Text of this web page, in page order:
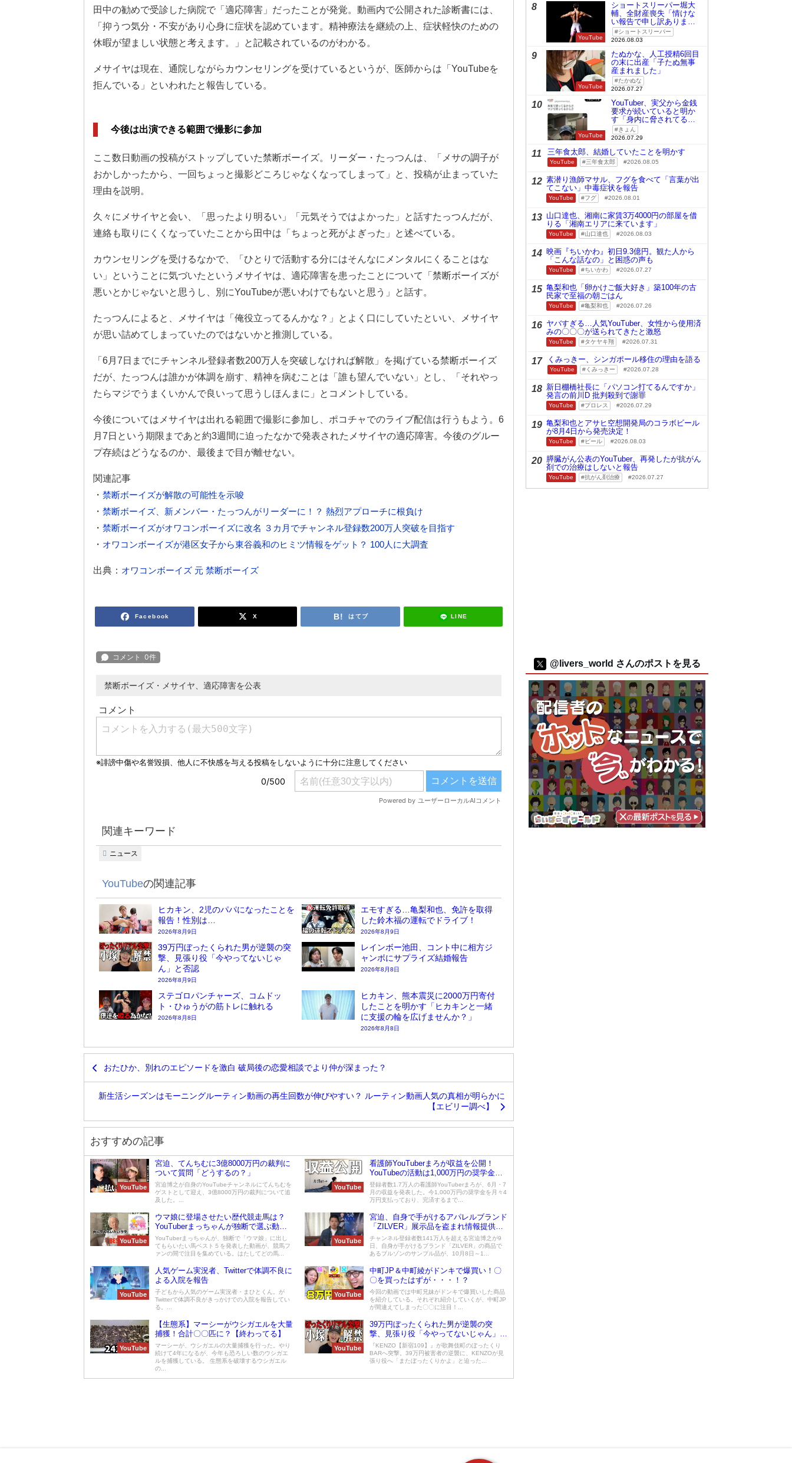
田中の勧めで受診した病院で「適応障害」だったことが発覚。動画内で公開された診断書には、
「抑うつ気分・不安があり心身に症状を認めています。精神療法を継続の上、症状軽快のための
休暇が望ましい状態と考えます。」と記載されているのがわかる。
メサイヤは現在、通院しながらカウンセリングを受けているというが、医師からは「YouTubeを
拒んでいる」といわれたと報告している。
今後は出演できる範囲で撮影に参加
ここ数日動画の投稿がストップしていた禁断ボーイズ。リーダー・たっつんは、「メサの調子が
おかしかったから、一回ちょっと撮影どころじゃなくなってしまって」と、投稿が止まっていた
理由を説明。
久々にメサイヤと会い、「思ったより明るい」「元気そうではよかった」と話すたっつんだが、
連絡も取りにくくなっていたことから田中は「ちょっと死がよぎった」と述べている。
カウンセリングを受けるなかで、「ひとりで活動する分にはそんなにメンタルにくることはな
い」ということに気づいたというメサイヤは、適応障害を患ったことについて「禁断ボーイズが
悪いとかじゃないと思うし、別にYouTubeが悪いわけでもないと思う」と話す。
たっつんによると、メサイヤは「俺役立ってるんかな？」とよく口にしていたといい、メサイヤ
が思い詰めてしまっていたのではないかと推測している。
「6月7日までにチャンネル登録者数200万人を突破しなければ解散」を掲げている禁断ボーイズ
だが、たっつんは誰かが体調を崩す、精神を病むことは「誰も望んでいない」とし、「それやっ
たらマジでうまくいかんで良いって思うしほんまに」とコメントしている。
今後についてはメサイヤは出れる範囲で撮影に参加し、ポコチャでのライブ配信は行うもよう。6
月7日という期限まであと約3週間に迫ったなかで発表されたメサイヤの適応障害。今後のグルー
プ存続はどうなるのか、最後まで目が離せない。
関連記事
・ 禁断ボーイズが解散の可能性を示唆
・ 禁断ボーイズ、新メンバー・たっつんがリーダーに！？ 熱烈アプローチに根負け
・ 禁断ボーイズがオワコンボーイズに改名 ３カ月でチャンネル登録数200万人突破を目指す
・ オワコンボーイズが港区女子から東谷義和のヒミツ情報をゲット？ 100人に大調査
出典： オワコンボーイズ 元 禁断ボーイズ
Facebook X はてブ LINE
禁断ボーイズ・メサイヤ、適応障害を公表
関連キーワード
ニュース
YouTubeの関連記事
ヒカキン、2児のパパになったことを
報告！性別は…
2026年8月9日
エモすぎる…亀梨和也、免許を取得
した鈴木福の運転でドライブ！
2026年8月9日
39万円ぼったくられた男が逆襲の突
撃、見張り役「今やってないじゃ
ん」と否認
2026年8月9日
レインボー池田、コント中に相方ジ
ャンボにサプライズ結婚報告
2026年8月8日
ステゴロパンチャーズ、コムドッ
ト・ひゅうがの筋トレに触れる
2026年8月8日
ヒカキン、熊本震災に2000万円寄付
したことを明かす「ヒカキンと一緒
に支援の輪を広げませんか？」
2026年8月8日
おたひか、別れのエピソードを激白 破局後の恋愛相談でより仲が深まった？
新生活シーズンはモーニングルーティン動画の再生回数が伸びやすい？ ルーティン動画人気の真相が明らかに
【エビリー調べ】
おすすめの記事
YouTube
宮迫、てんちむに3億8000万円の裁判に
ついて質問「どうするの？」
宮迫博之が自身のYouTubeチャンネルにてんちむを
ゲストとして迎え、3億8000万円の裁判について追
及した。...
YouTube
看護師YouTuberまろが収益を公開！
YouTubeの活動は1,000万円の奨学金返
済のためと告白
登録者数1.7万人の看護師YouTuberまろが、6月・7
月の収益を発表した。今1,000万円の奨学金を月々4
万円支払っており、完済するまで...
YouTube
ウマ娘に登場させたい歴代競走馬は？
YouTuberまっちゃんが独断で選ぶ動画
が競馬ファンに好評
YouTuberまっちゃんが、独断で「ウマ娘」に出し
てもらいたい馬ベスト５を発表した動画が、競馬フ
ァンの間で注目を集めている。はたしてどの馬...
YouTube
宮迫、自身で手がけるアパレルブランド
「ZILVER」展示品を盗まれ情報提供を
求める 懸賞金は10万円
チャンネル登録者数141万人を超える宮迫博之が9
日、自身が手がけるブランド「ZILVER」の商品で
あるブルゾンのサンプル品が、10月8日～1...
YouTube
人気ゲーム実況者、Twitterで体調不良に
よる入院を報告
子どもから人気のゲーム実況者・まひとくん。が
Twitterで体調不良がきっかけでの入院を報告してい
る。...
YouTube
中町JP＆中町綾がドンキで爆買い！〇
〇を買ったはずが・・・！？
今回の動画では中町兄妹がドンキで爆買いした商品
を紹介している。それぞれ紹介していくが、中町JP
が間違えてしまった〇〇に注目！...
YouTube
【生態系】マーシーがウシガエルを大量
捕獲！合計〇〇匹に？【終わってる】
マーシーが、ウシガエルの大量捕獲を行った。やり
続けて4年になるが、今年も恐ろしい数のウシガエ
ルを捕獲している。 生態系を破壊するウシガエル
の...
YouTube
39万円ぼったくられた男が逆襲の突
撃、見張り役「今やってないじゃん」と
否認
『KENZO【新宿109】』が歌舞伎町のぼったくり
BARへ突撃。39万円被害者の逆襲に、KENZOが見
張り役へ「またぼったくりかよ」と迫った...
8
YouTube
ショートスリーパー堀大
輔、全財産喪失「情けな
い報告で申し訳ありませ
ん」ショートスリーパー
2026.08.03
9
YouTube
たぬかな、人工授精6回目
の末に出産「子たぬ無事
産まれました」
たかぬな
2026.07.27
10
YouTube
YouTuber、実父から金銭
要求が続いていると明か
す「身内に脅されてる
の」きょん
2026.07.29
11 三年食太郎、結婚していたことを明かす
YouTube 三年食太郎 2026.08.05
12 素潜り漁師マサル、フグを食べて「言葉が出
てこない」中毒症状を報告
YouTube フグ 2026.08.01
13 山口達也、湘南に家賃3万4000円の部屋を借
りる「湘南エリアに来ています」
YouTube 山口達也 2026.08.03
14 映画『ちいかわ』初日9.3億円。観た人から
「こんな話なの」と困惑の声も
YouTube ちいかわ 2026.07.27
15 亀梨和也「卵かけご飯大好き」築100年の古
民家で至福の朝ごはん
YouTube 亀梨和也 2026.07.26
16 ヤバすぎる…人気YouTuber、女性から使用済
みの〇〇〇が送られてきたと激怒
YouTube タケヤキ翔 2026.07.31
17 くみっきー、シンガポール移住の理由を語る
YouTube くみっきー 2026.07.28
18 新日棚橋社長に「パソコン打てるんですか」
発言の前川D 批判殺到で謝罪
YouTube プロレス 2026.07.29
19 亀梨和也とアサヒ空想開発局のコラボビール
が8月4日から発売決定！
YouTube ビール 2026.08.03
20 膵臓がん公表のYouTuber、再発したが抗がん
剤での治療はしないと報告
YouTube 抗がん剤治療 2026.07.27
@livers_world さんのポストを見る